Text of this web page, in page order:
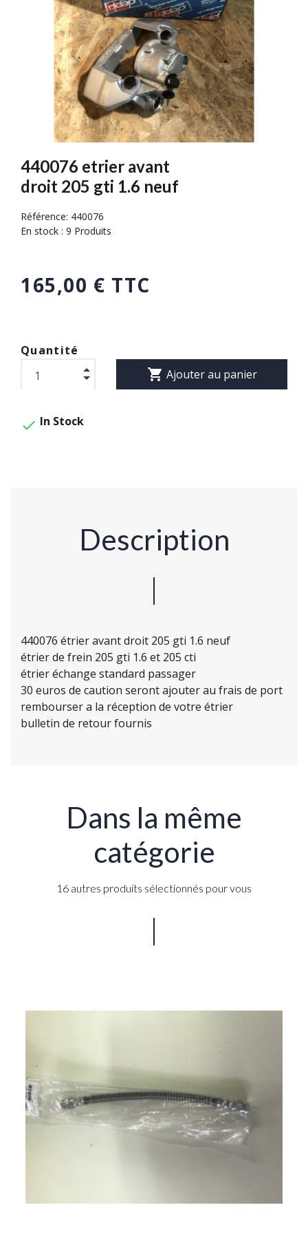
440076 etrier avant
droit 205 gti 1.6 neuf
Référence: 440076
En stock : 9 Produits
165,00 € TTC
Quantité
shopping_cart Ajouter au panier
 In Stock
Description
440076 étrier avant droit 205 gti 1.6 neuf
étrier de frein 205 gti 1.6 et 205 cti
étrier échange standard passager
30 euros de caution seront ajouter au frais de port
rembourser a la réception de votre étrier
bulletin de retour fournis
Dans la même
catégorie
16 autres produits sélectionnés pour vous